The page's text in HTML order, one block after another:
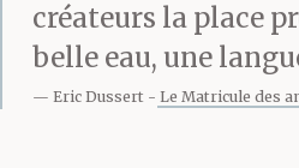
créateurs la place
belle eau, une
Eric Dussert Le Matricule des